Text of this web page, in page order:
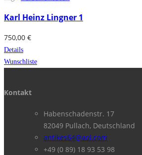
Karl Heinz Lingner 1
750,00 €
Details
Wunschliste
Kontakt
Habenschadenstr. 17
82049 Pullach, Deutschland
antikes64@aol.com
+49 (0 89) 18 93 53 98